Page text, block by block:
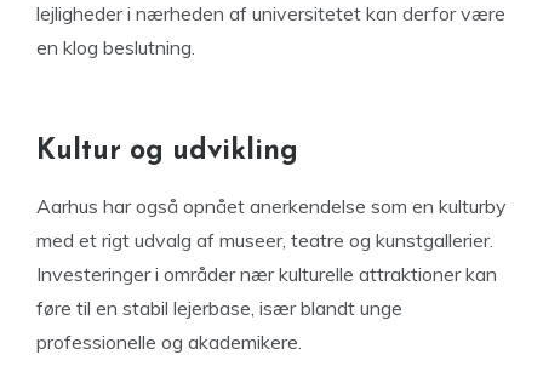
lejligheder i nærheden af universitetet kan derfor være
en klog beslutning.
Kultur og udvikling
Aarhus har også opnået anerkendelse som en kulturby
med et rigt udvalg af museer, teatre og kunstgallerier.
Investeringer i områder nær kulturelle attraktioner kan
føre til en stabil lejerbase, især blandt unge
professionelle og akademikere.